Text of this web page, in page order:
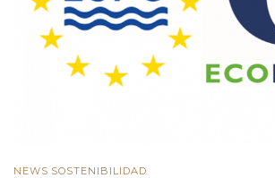
NEWS SOSTENIBILIDAD